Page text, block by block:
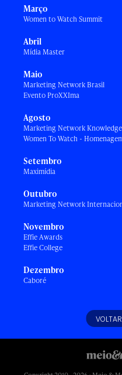
Março
Women to Watch Summit
Abril
Mídia Master
Maio
Marketing Network Brasil
Evento ProXXIma
Agosto
Marketing Network Knowledge
Women To Watch -
Setembro
Maximídia
Outubro
Marketing Network
Novembro
Effie Awards
Effie College
Dezembro
Caboré